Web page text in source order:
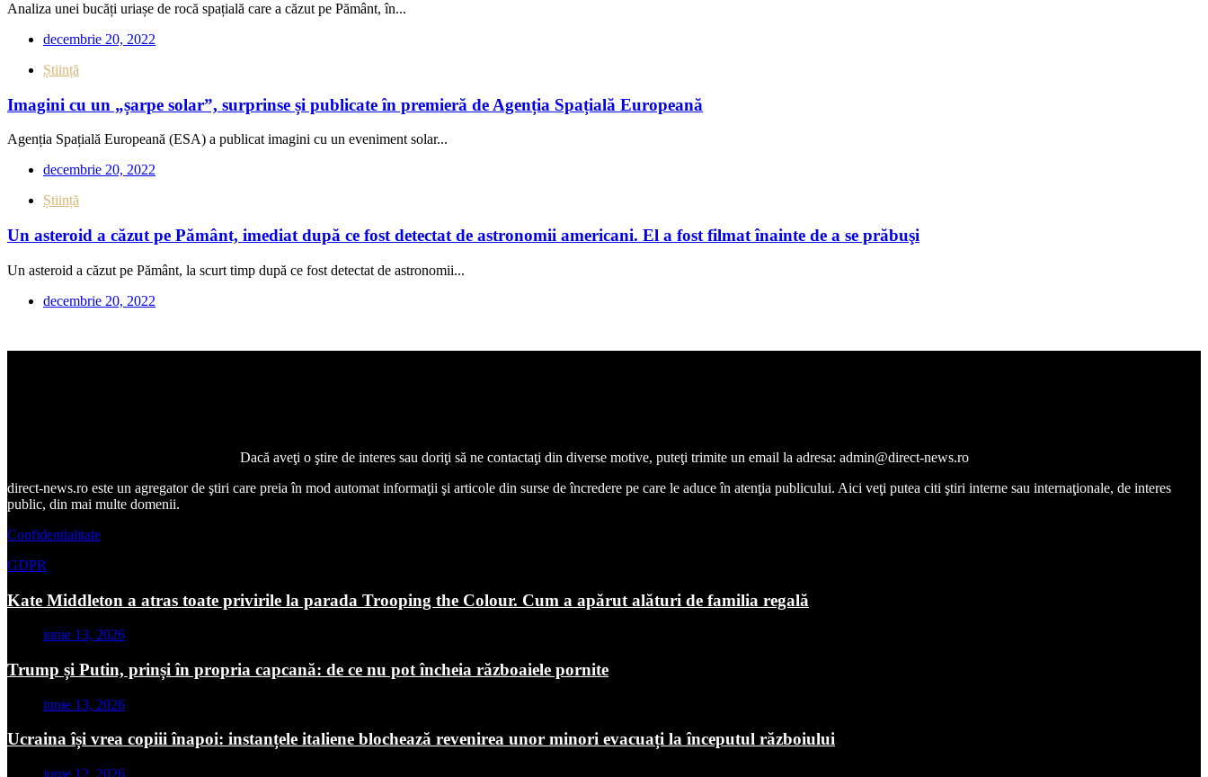
Analiza unei bucăți uriașe de rocă spațială care a căzut pe Pământ, în...
decembrie 20, 2022
Știință
Imagini cu un „șarpe solar”, surprinse și publicate în premieră de Agenția Spațială Europeană
Agenția Spațială Europeană (ESA) a publicat imagini cu un eveniment solar...
decembrie 20, 2022
Știință
Un asteroid a căzut pe Pământ, imediat după ce fost detectat de astronomii americani. El a fost filmat înainte de a se prăbuşi
Un asteroid a căzut pe Pământ, la scurt timp după ce fost detectat de astronomii...
decembrie 20, 2022
Dacă aveţi o ştire de interes sau doriţi să ne contactaţi din diverse motive, puteţi trimite un email la adresa: admin@direct-news.ro
direct-news.ro este un agregator de ştiri care preia în mod automat informaţii şi articole din surse de încredere pe care le aduce în atenţia publicului. Aici veţi putea citi ştiri interne sau internaţionale, de interes
public, din mai multe domenii.
Confidentialitate
GDPR
Kate Middleton a atras toate privirile la parada Trooping the Colour. Cum a apărut alături de familia regală
iunie 13, 2026
Trump și Putin, prinși în propria capcană: de ce nu pot încheia războaiele pornite
iunie 13, 2026
Ucraina își vrea copiii înapoi: instanțele italiene blochează revenirea unor minori evacuați la începutul războiului